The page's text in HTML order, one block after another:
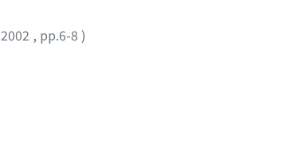
2002 , pp.6-8 )